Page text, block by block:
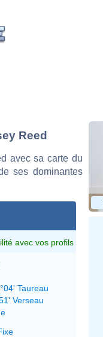
Reed
avec sa carte du
ses dominantes
avec vos profils
Taureau
Verseau